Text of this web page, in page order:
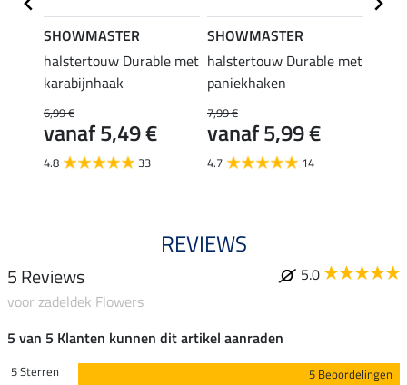
SHOWMASTER
halstertouw Durable met
karabijnhaak
6,99 €
vanaf 5,49 €
4.8 33
SHOWMASTER
halstertouw Durable met
paniekhaken
7,99 €
vanaf 5,99 €
4.7 14
REVIEWS
5 Reviews
5.0
voor zadeldek Flowers
5 van 5 Klanten kunnen dit artikel aanraden
5 Sterren
5 Beoordelingen